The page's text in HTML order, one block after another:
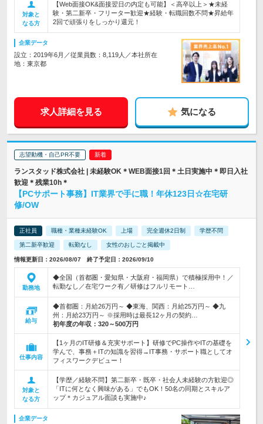
対象と
なる方
【Web面接OK&面接翌日の内定も可能】＜高卒以上＞★未経
験・第二新卒・フリーター歓迎★経験・転職回数不問★昇給年
2回で頑張りをしっかり還元！
企業データ
設立：2019年6月／従業員数：8,119人／本社所在
地：東京都
求人詳細を見る 気になる
志望動機・自己PR不要
ランスタッド株式会社 | 未経験OK＊WEB面接1回＊土日実施中＊即日入社
歓迎＊残業10h＊
【PCサポート事務】IT業界で手に職！年休123日☆在宅研
修/OW
正社員 職種・業種未経験OK 上場 完全週休2日制 学歴不問
第二新卒歓迎 転勤なし 女性のおしごと掲載中
情報更新日：2026/08/07 終了予定日：2026/09/10
勤務地
◆全国（首都圏・愛知県・大阪府・福岡県）で積極採用中！／
転勤なし／在宅ワーク有／研修はフルリモート…
給与
◆首都圏：月給26万円～ ◆東海、関西：月給25万円～ ◆九
州：月給23万円～ ※採用時は最長12ヶ月の契約…
初年度の年収： 320～500万円
仕事内容
【1ヶ月のIT研修＆充実サポート】研修でPC操作やITの基礎を
学んで、事務＋ITの知識を習得→IT事務・サポート職としてオ
フィスワークデビュー！
対象と
なる方
【学歴／経験不問】第二新卒・既卒・社会人未経験の方歓迎◎
「ITに何となく興味がある」でもOK！50名の同期とスキルア
ップ＊カジュアル面談も実施中♪
企業データ